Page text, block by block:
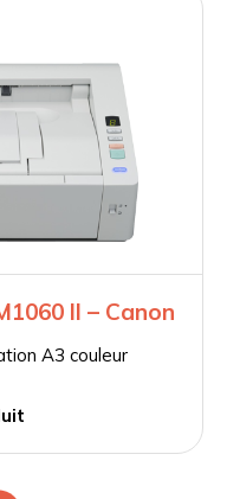
II – Canon
A3 couleur